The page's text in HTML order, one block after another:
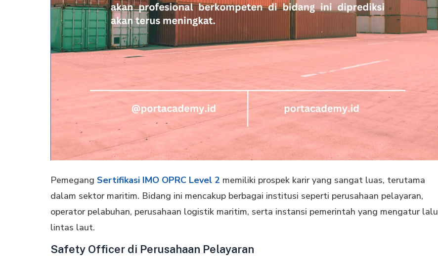
Pemegang Sertifikasi IMO OPRC Level 2 memiliki prospek karir yang sangat luas, terutama
dalam sektor maritim. Bidang ini mencakup berbagai institusi seperti perusahaan pelayaran,
operator pelabuhan, perusahaan logistik maritim, serta instansi pemerintah yang mengatur lalu
lintas laut.
Safety Officer di Perusahaan Pelayaran